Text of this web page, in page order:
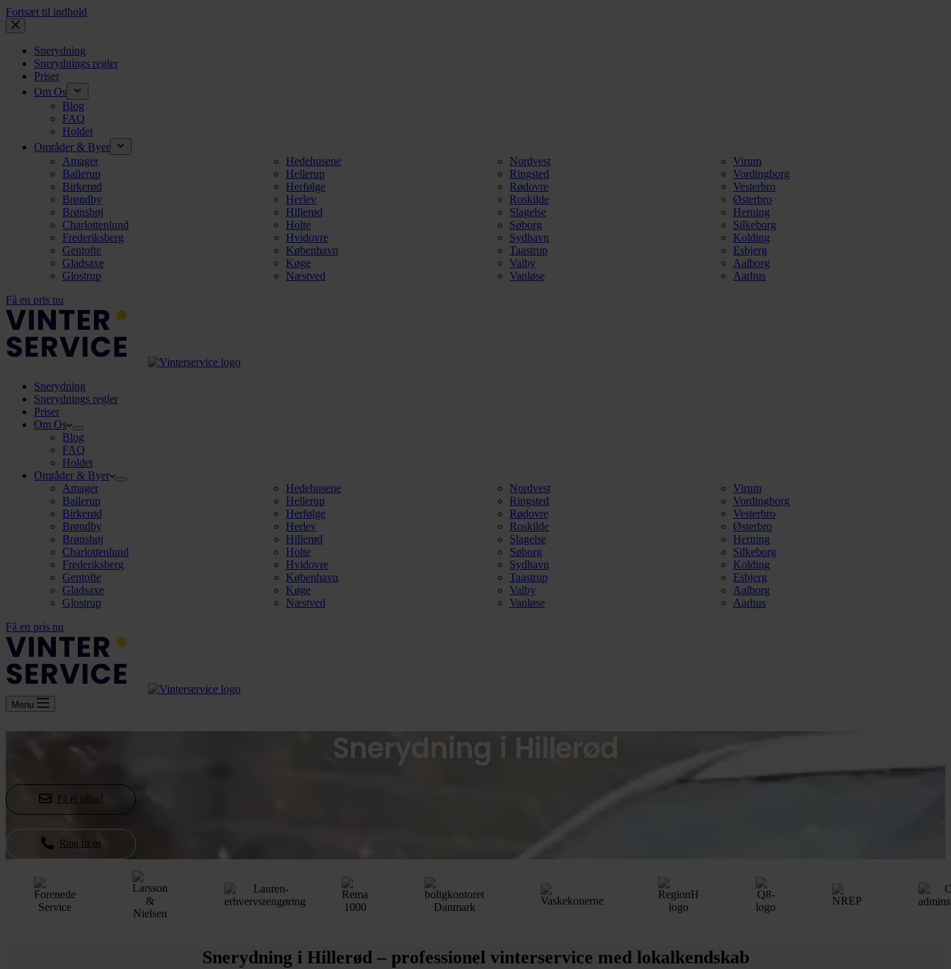
Fortsæt til indhold
Snerydning
Snerydnings regler
Priser
Om Os
Blog
FAQ
Holdet
Områder & Byer
Amager
Ballerup
Birkerød
Brøndby
Brønshøj
Charlottenlund
Frederiksberg
Gentofte
Gladsaxe
Glostrup
Hedehusene
Hellerup
Herfølge
Herlev
Hillerød
Holte
Hvidovre
København
Køge
Næstved
Nordvest
Ringsted
Rødovre
Roskilde
Slagelse
Søborg
Sydhavn
Taastrup
Valby
Vanløse
Virum
Vordingborg
Vesterbro
Østerbro
Herning
Silkeborg
Kolding
Esbjerg
Aalborg
Aarhus
Få en pris nu
Snerydning
Snerydnings regler
Priser
Om Os
Blog
FAQ
Holdet
Områder & Byer
Amager
Ballerup
Birkerød
Brøndby
Brønshøj
Charlottenlund
Frederiksberg
Gentofte
Gladsaxe
Glostrup
Hedehusene
Hellerup
Herfølge
Herlev
Hillerød
Holte
Hvidovre
København
Køge
Næstved
Nordvest
Ringsted
Rødovre
Roskilde
Slagelse
Søborg
Sydhavn
Taastrup
Valby
Vanløse
Virum
Vordingborg
Vesterbro
Østerbro
Herning
Silkeborg
Kolding
Esbjerg
Aalborg
Aarhus
Få en pris nu
Menu
Snerydning i Hillerød
Få et tilbud
Ring til os
Snerydning i Hillerød – professionel vinterservice med lokalkendskab